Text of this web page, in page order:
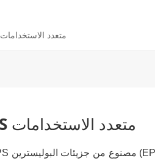
عزل EPS متعدد الاستخدامات
عزل EPS متعدد الاستخدامات